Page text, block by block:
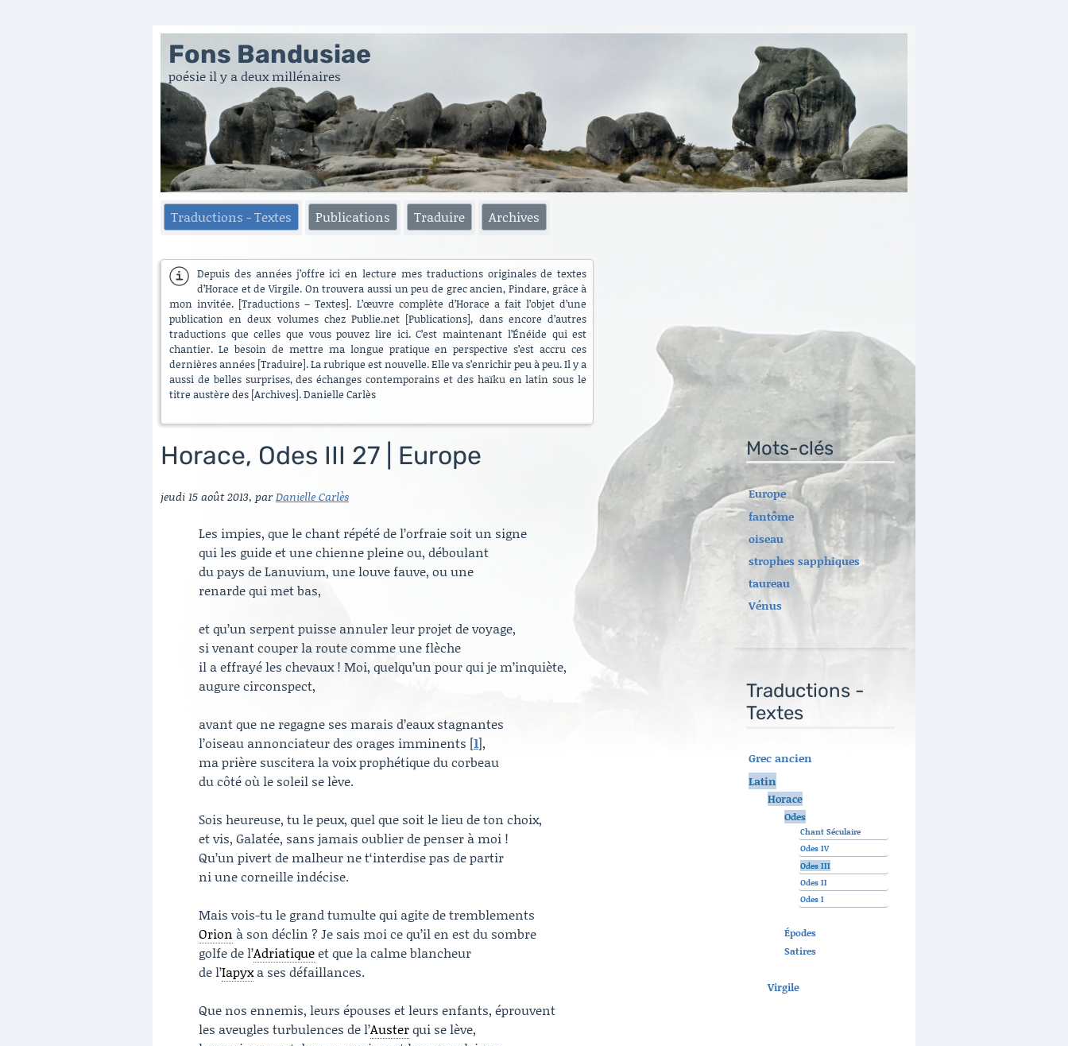
Fons Bandusiae
poésie il y a deux millénaires
Traductions - Textes Publications Traduire Archives
Depuis des années j’offre ici en lecture mes traductions originales de textes
d’Horace et de Virgile. On trouvera aussi un peu de grec ancien, Pindare, grâce à
mon invitée. [Traductions – Textes]. L’œuvre complète d’Horace a fait l’objet d’une
publication en deux volumes chez Publie.net [Publications], dans encore d’autres
traductions que celles que vous pouvez lire ici. C’est maintenant l’Énéide qui est
chantier. Le besoin de mettre ma longue pratique en perspective s’est accru ces
dernières années [Traduire]. La rubrique est nouvelle. Elle va s’enrichir peu à peu. Il y a
aussi de belles surprises, des échanges contemporains et des haïku en latin sous le
titre austère des [Archives]. Danielle Carlès
Horace, Odes III 27 | Europe
jeudi 15 août 2013, parDanielle Carlès
Les impies, que le chant répété de l’orfraie soit un signe
qui les guide et une chienne pleine ou, déboulant
du pays de Lanuvium, une louve fauve, ou une
renarde qui met bas,
et qu’un serpent puisse annuler leur projet de voyage,
si venant couper la route comme une flèche
il a effrayé les chevaux ! Moi, quelqu’un pour qui je m’inquiète,
augure circonspect,
avant que ne regagne ses marais d’eaux stagnantes
l’oiseau annonciateur des orages imminents [1],
ma prière suscitera la voix prophétique du corbeau
du côté où le soleil se lève.
Sois heureuse, tu le peux, quel que soit le lieu de ton choix,
et vis, Galatée, sans jamais oublier de penser à moi !
Qu’un pivert de malheur ne t‘interdise pas de partir
ni une corneille indécise.
Mais vois-tu le grand tumulte qui agite de tremblements
Orion à son déclin ? Je sais moi ce qu’il en est du sombre
golfe de l’Adriatiqueet que la calme blancheur
de l’Iapyxa ses défaillances.
Que nos ennemis, leurs épouses et leurs enfants, éprouvent
les aveugles turbulences de l’Austerqui se lève,
Mots-clés
Europe
fantôme
oiseau
strophes sapphiques
taureau
Vénus
Traductions -
Textes
Grec ancien
Latin
Horace
Odes
Chant Séculaire
Odes IV
Odes III
Odes II
Odes I
Épodes
Satires
Virgile